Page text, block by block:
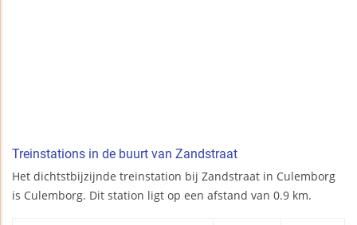
Treinstations in de buurt van Zandstraat
Het dichtstbijzijnde treinstation bij Zandstraat in Culemborg
is Culemborg. Dit station ligt op een afstand van 0.9 km.